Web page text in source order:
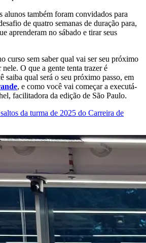
alunos também foram convidados para
de quatro semanas de duração para,
aprenderam no sábado e tirar seus
curso sem saber qual vai ser seu próximo
O que a gente tenta trazer é
saiba qual será o seu próximo passo, em
, e como você vai começar a executá-
facilitadora da edição de São Paulo.
da turma de 2025 do Carreira de